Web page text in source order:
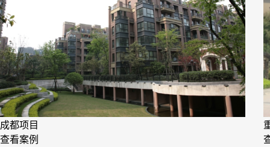
成都项目
查看案例